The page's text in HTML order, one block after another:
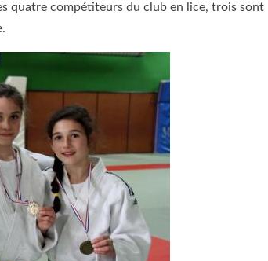
quatre compétiteurs du club en lice, trois sont